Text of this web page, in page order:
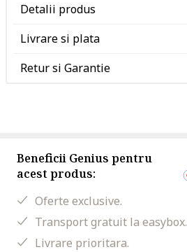
Detalii produs
Livrare si plata
Retur si Garantie
Beneficii Genius pentru
acest produs:
Oferte exclusive.
Transport gratuit la easybox.
Livrare prioritara.